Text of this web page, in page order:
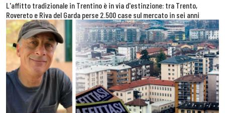
L'affitto tradizionale in Trentino è in via d'estinzione: tra Trento,
Rovereto e Riva del Garda perse 2.500 case sul mercato in sei anni